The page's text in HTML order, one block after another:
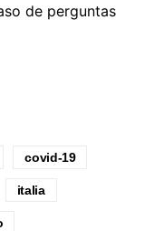
de perguntas
covid-19
italia